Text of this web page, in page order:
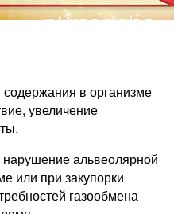
в организме
увеличение
альвеолярной
или при закупорки
газообмена